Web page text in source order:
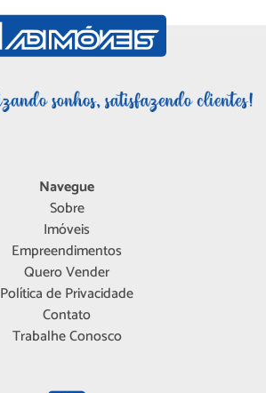
Navegue
Sobre
Imóveis
Empreendimentos
Quero Vender
Política de Privacidade
Contato
Trabalhe Conosco